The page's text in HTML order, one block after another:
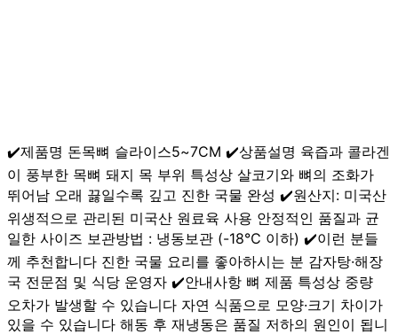
✔️제품명 돈목뼈 슬라이스5~7CM ✔️상품설명 육즙과 콜라겐
이 풍부한 목뼈 돼지 목 부위 특성상 살코기와 뼈의 조화가
뛰어남 오래 끓일수록 깊고 진한 국물 완성 ✔️원산지: 미국산
위생적으로 관리된 미국산 원료육 사용 안정적인 품질과 균
일한 사이즈 보관방법 : 냉동보관 (-18℃ 이하) ✔️이런 분들
께 추천합니다 진한 국물 요리를 좋아하시는 분 감자탕·해장
국 전문점 및 식당 운영자 ✔️안내사항 뼈 제품 특성상 중량
오차가 발생할 수 있습니다 자연 식품으로 모양·크기 차이가
있을 수 있습니다 해동 후 재냉동은 품질 저하의 원인이 됩니